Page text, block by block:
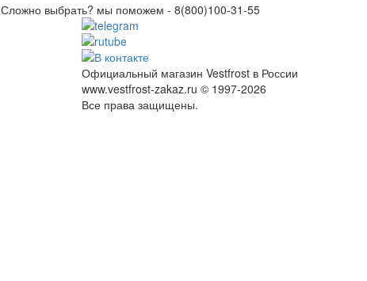
Сложно выбрать? мы поможем - 8(800)100-31-55
Официальный магазин Vestfrost в России
www.vestfrost-zakaz.ru © 1997-2026
Все права защищены.